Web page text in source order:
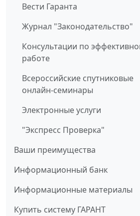
Вести Гаранта
Журнал "Законодательство"
Консультации по
работе
Всероссийские спутниковые
онлайн-семинары
Электронные услуги
"Экспресс Проверка"
Ваши преимущества
Информационный банк
Информационные материалы
Купить систему ГАРАНТ